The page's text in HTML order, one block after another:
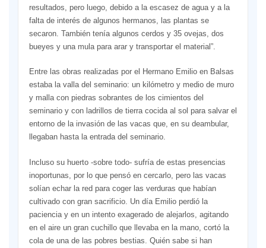
resultados, pero luego, debido a la escasez de agua y a la
falta de interés de algunos hermanos, las plantas se
secaron. También tenía algunos cerdos y 35 ovejas, dos
bueyes y una mula para arar y transportar el material”.
Entre las obras realizadas por el Hermano Emilio en Balsas
estaba la valla del seminario: un kilómetro y medio de muro
y malla con piedras sobrantes de los cimientos del
seminario y con ladrillos de tierra cocida al sol para salvar el
entorno de la invasión de las vacas que, en su deambular,
llegaban hasta la entrada del seminario.
Incluso su huerto -sobre todo- sufría de estas presencias
inoportunas, por lo que pensó en cercarlo, pero las vacas
solían echar la red para coger las verduras que habían
cultivado con gran sacrificio. Un día Emilio perdió la
paciencia y en un intento exagerado de alejarlos, agitando
en el aire un gran cuchillo que llevaba en la mano, cortó la
cola de una de las pobres bestias. Quién sabe si han